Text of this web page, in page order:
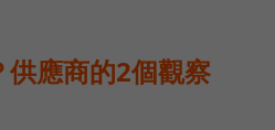
應商的2個觀察